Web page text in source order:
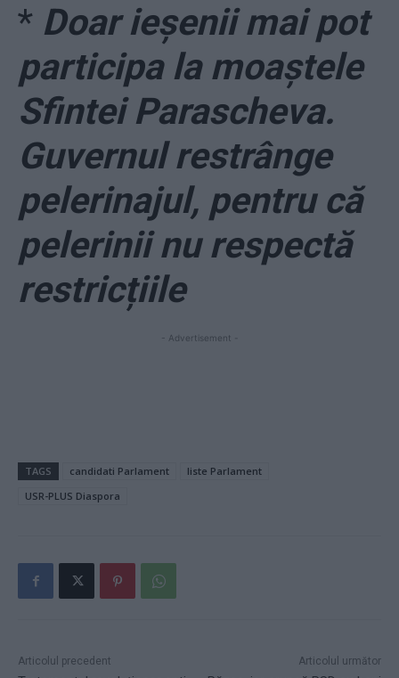
* Doar ieșenii mai pot
participa la moaștele
Sfintei Parascheva.
Guvernul restrânge
pelerinajul, pentru că
pelerinii nu respectă
restricțiile
- Advertisement -
TAGS candidati Parlament
liste Parlament
USR-PLUS Diaspora
Articolul precedent Articolul următor